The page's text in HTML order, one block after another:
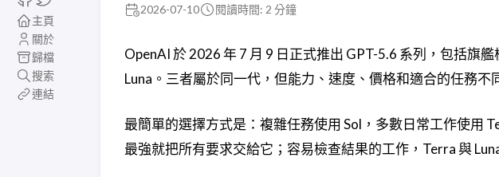
主頁
關於
歸檔
搜索
連結
2026-07-10 閱讀時間: 2 分鐘
OpenAI 於 2026 年 7 月 9 日正式推出 GPT-5.6 系列，包括旗
Luna。三者屬於同一代，但能力、速度、價格和適合的任務不
最簡單的選擇方式是：複雜任務使用 Sol，多數日常工作使用
最強就把所有要求交給它；容易檢查結果的工作，Terra 與